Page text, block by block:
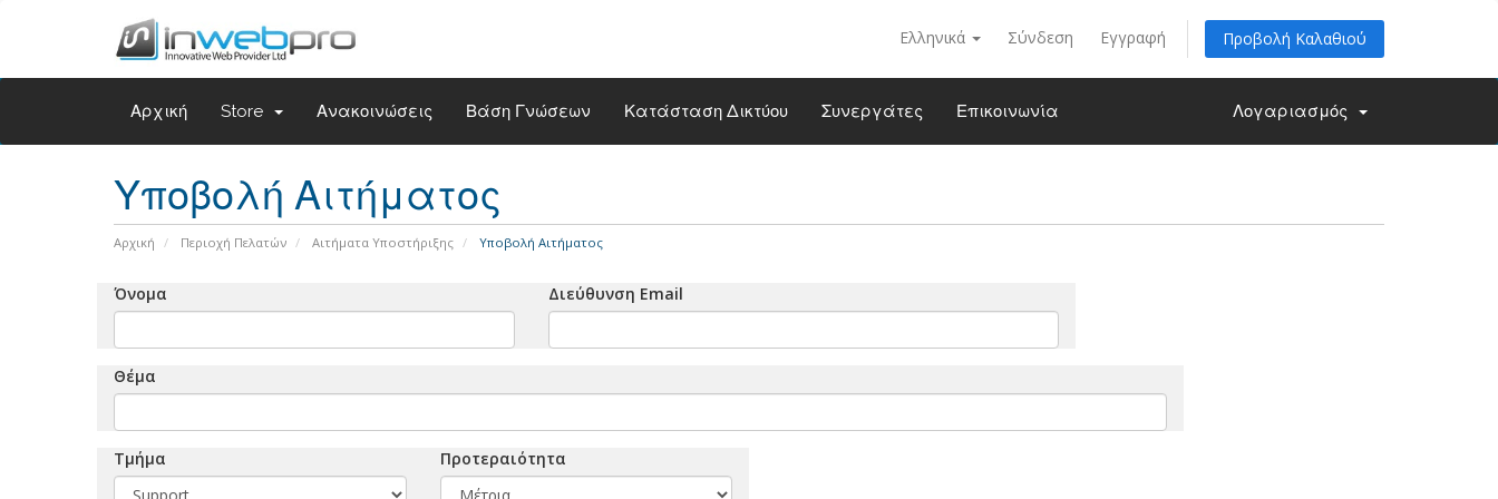
Ελληνικά Σύνδεση Εγγραφή Προβολή Καλαθιού
Αρχική Store Ανακοινώσεις Βάση Γνώσεων Κατάσταση Δικτύου Συνεργάτες Επικοινωνία Λογαριασμός
Υποβολή Αιτήματος
Αρχική Περιοχή Πελατών Αιτήματα Υποστήριξης Υποβολή Αιτήματος
Όνομα Διεύθυνση Email
Θέμα
Τμήμα Προτεραιότητα